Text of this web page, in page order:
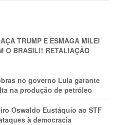
TRUMP E ESMAGA MILEI
O BRASIL!! RETALIAÇÃO
no governo Lula garante
na produção de petróleo
Oswaldo Eustáquio ao STF
à democracia